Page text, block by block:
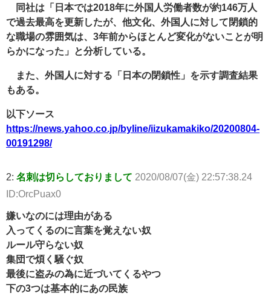
同社は「日本では2018年に外国人労働者数が約146万人
で過去最高を更新したが、他文化、外国人に対して閉鎖的
な職場の雰囲気は、3年前からほとんど変化がないことが明
らかになった」と分析している。
また、外国人に対する「日本の閉鎖性」を示す調査結果
もある。
以下ソース
https://news.yahoo.co.jp/byline/iizukamakiko/20200804-
00191298/
2: 名刺は切らしておりまして 2020/08/07(金) 22:57:38.24
ID:OrcPuax0
嫌いなのには理由がある
入ってくるのに言葉を覚えない奴
ルール守らない奴
集団で煩く騒ぐ奴
最後に盗みの為に近づいてくるやつ
下の3つは基本的にあの民族